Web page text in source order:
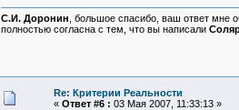
С.И. Доронин , большое спасибо, ваш ответ мне
полностью согласна с тем, что вы написали
Re: Критерии Реальности
« Ответ #6 : 03 Мая 2007, 11:33:13 »